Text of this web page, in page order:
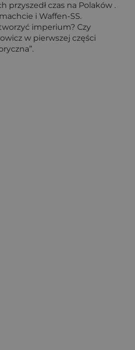
przyszedł czas na Polaków .
i Waffen-SS.
imperium? Czy
w pierwszej części